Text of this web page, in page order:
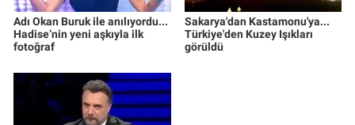
Adı Okan Buruk ile anılıyordu...
Hadise’nin yeni aşkıyla ilk
fotoğraf
Sakarya'dan Kastamonu'ya...
Türkiye'den Kuzey Işıkları
görüldü